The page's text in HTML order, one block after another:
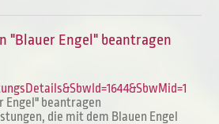
"Blauer Engel" beantragen
Engel" beantragen
die mit dem Blauen Engel